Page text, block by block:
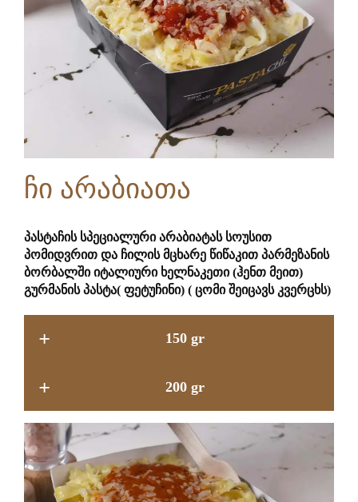
ჩი არაბიათა
პასტაჩის სპეციალური არაბიატას სოუსით
პომიდვრით და ჩილის მცხარე წიწაკით პარმეზანის
ბორბალში იტალიური ხელნაკეთი (ჰენთ მეით)
გურმანის პასტა( ფეტუჩინი) ( ცომი შეიცავს კვერცხს)
+ 150 gr
+ 200 gr
15.9 GEL